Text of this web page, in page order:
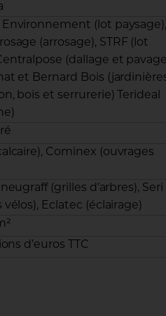
Environnement (lot paysage),
(arrosage), STRF (lot
(dallage et
et Bernard Bois
bois et serrurerie) Terideal
Cominex (ouvrages
(grilles d’arbres), Seri
vélos), Eclatec (éclairage)
d’euros TTC